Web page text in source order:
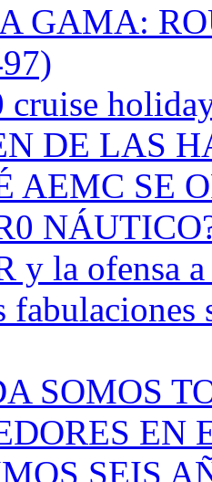
GAMA:
cruise
DE LAS
AEMC SE
y la ofensa a
fabulaciones
SOMOS
EN
SEIS